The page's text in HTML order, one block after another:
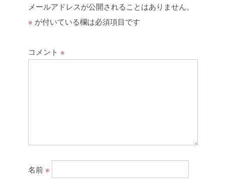
メールアドレスが公開されることはありません。
※ が付いている欄は必須項目です
コメント ※
名前※